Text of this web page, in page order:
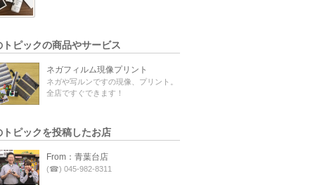
トピックの商品やサービス
ネガフィルム現像プリント
ネガや写ルンですの現像、プリント。
全店ですぐできます！
トピックを投稿したお店
From：青葉台店
(☎) 045-982-8311